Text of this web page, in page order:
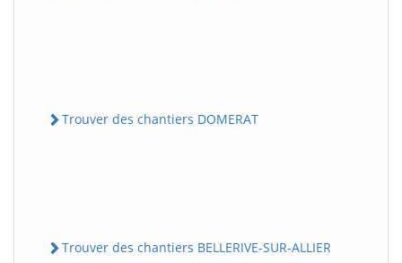
Trouver des chantiers DOMERAT
Trouver des chantiers BELLERIVE-SUR-ALLIER